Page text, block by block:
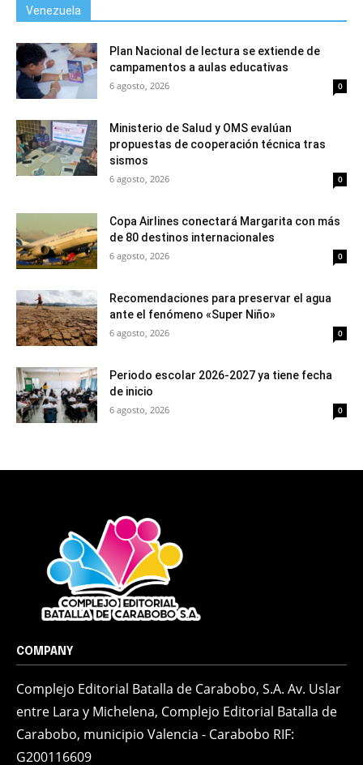
Venezuela
Plan Nacional de lectura se extiende de
campamentos a aulas educativas
6 agosto, 2026 0
Ministerio de Salud y OMS evalúan
propuestas de cooperación técnica tras
sismos
6 agosto, 2026 0
Copa Airlines conectará Margarita con más
de 80 destinos internacionales
6 agosto, 2026 0
Recomendaciones para preservar el agua
ante el fenómeno «Super Niño»
6 agosto, 2026 0
Periodo escolar 2026-2027 ya tiene fecha
de inicio
6 agosto, 2026 0
COMPANY
Complejo Editorial Batalla de Carabobo, S.A. Av. Uslar
entre Lara y Michelena, Complejo Editorial Batalla de
Carabobo, municipio Valencia - Carabobo RIF:
G200116609